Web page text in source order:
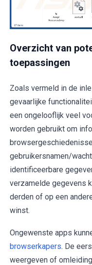
Overzicht van
toepassingen
Zoals vermeld in de
gevaarlijke
een ongelooflijk veel
worden gebruikt om
gebruikersnamen/
identificeerbare
verzamelde gegevens
derden of op een
winst.
Ongewenste apps
browserkapers. De
weergeven of